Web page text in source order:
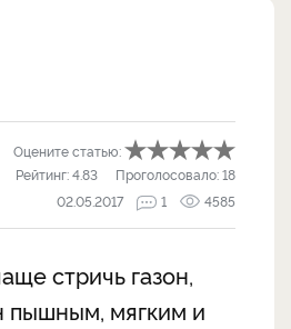
Оцените статью:
Рейтинг:4.83 Проголосовало:18
02.05.2017
1 4585
стричь газон,
пышным, мягким и